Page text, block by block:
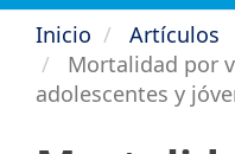
Inicio
Artículos
Mortalidad por
adolescentes y